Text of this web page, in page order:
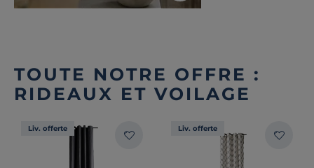
TOUTE NOTRE OFFRE :
RIDEAUX ET VOILAGE
Liv. offerte Liv. offerte